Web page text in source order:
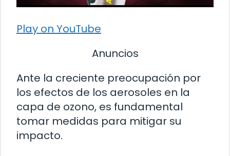
Play on YouTube
Anuncios
Ante la creciente preocupación por
los efectos de los aerosoles en la
capa de ozono, es fundamental
tomar medidas para mitigar su
impacto.